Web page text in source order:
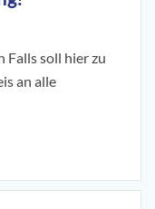
Falls soll hier zu
an alle